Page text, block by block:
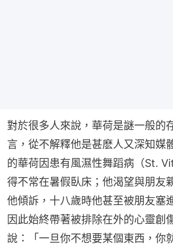
對於很多人來說，華荷是謎一般
言，從不解釋他是甚麽人又深知媒
的華荷因患有風濕性舞蹈病（St.
得不常在暑假臥床；他渴望與朋友
他傾訴，十八歲時他甚至被朋友塞
因此始終帶著被排除在外的心靈創
說：「一旦你不想要某個東西，你